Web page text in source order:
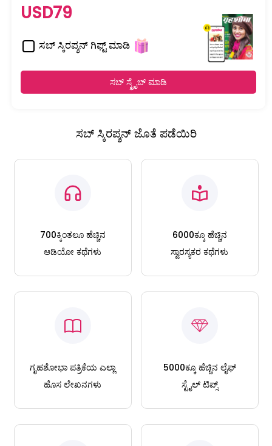
USD79
ಸಬ್ ಸ್ಕಿರಪ್ಶನ್ ಗಿಫ್ಟ್ ಮಾಡಿ
ಸಬ್ ಸ್ಕ್ರೈಬ್ ಮಾಡಿ
ಸಬ್ ಸ್ಕಿರಪ್ಶನ್ ಜೊತೆ ಪಡೆಯಿರಿ
700ಕ್ಕಿಂತಲೂ ಹೆಚ್ಚಿನ
ಆಡಿಯೋ ಕಥೆಗಳು
6000ಕ್ಕೂ ಹೆಚ್ಚಿನ
ಸ್ವಾರಸ್ಯಕರ ಕಥೆಗಳು
ಗೃಹಶೋಭಾ ಪತ್ರಿಕೆಯ ಎಲ್ಲಾ
ಹೊಸ ಲೇಖನಗಳು
5000ಕ್ಕೂ ಹೆಚ್ಚಿನ ಲೈಫ್
ಸ್ಟೈಲ್ ಟಿಪ್ಸ್